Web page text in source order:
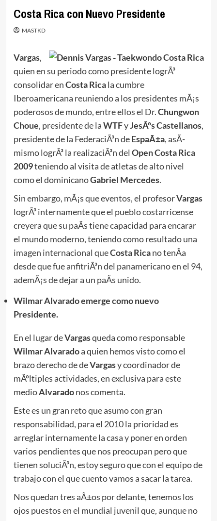
Costa Rica con Nuevo Presidente
MASTKD
Vargas,
quien en su periodo como presidente logrÃ³
consolidar enCosta Ricala cumbre
Iberoamericana reuniendo a los presidentes mÃ¡s
poderosos de mundo, entre ellos el Dr.Chungwon
Choue, presidente de laWTFyJesÃºs Castellanos,
presidente de la FederaciÃ³n deEspaÃ±a, asÃ­
mismo logrÃ³ la realizaciÃ³n del Open Costa Rica
2009teniendo al visita de atletas de alto nivel
como el dominicanoGabriel Mercedes.
Sin embargo, mÃ¡s que eventos, el profesorVargas
logrÃ³ internamente que el pueblo costarricense
creyera que su paÃ­s tiene capacidad para encarar
el mundo moderno, teniendo como resultado una
imagen internacional queCosta Ricano tenÃ­a
desde que fue anfitriÃ³n del panamericano en el 94,
ademÃ¡s de dejar a un paÃ­s unido.
Wilmar Alvarado emerge como nuevo
Presidente.
En el lugar deVargasqueda como responsable
Wilmar Alvaradoa quien hemos visto como el
brazo derecho de deVargasy coordinador de
mÃºltiples actividades, en exclusiva para este
medioAlvaradonos comenta.
Este es un gran reto que asumo con gran
responsabilidad, para el 2010 la prioridad es
arreglar internamente la casa y poner en orden
varios pendientes que nos preocupan pero que
tienen soluciÃ³n, estoy seguro que con el equipo de
trabajo con el que cuento vamos a sacar la tarea.
Nos quedan tres aÃ±os por delante, tenemos los
ojos puestos en el mundial juvenil que, aunque no